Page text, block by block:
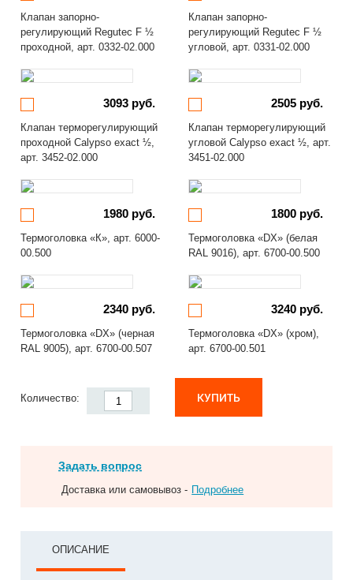
Клапан запорно-
регулирующий Regutec F ½
проходной, арт. 0332-02.000
Клапан запорно-
регулирующий Regutec F ½
угловой, арт. 0331-02.000
3093 руб.
Клапан терморегулирующий
проходной Calypso exact ½,
арт. 3452-02.000
2505 руб.
Клапан терморегулирующий
угловой Calypso exact ½, арт.
3451-02.000
1980 руб.
Термоголовка «К», арт. 6000-
00.500
1800 руб.
Термоголовка «DX» (белая
RAL 9016), арт. 6700-00.500
2340 руб.
Термоголовка «DX» (черная
RAL 9005), арт. 6700-00.507
3240 руб.
Термоголовка «DX» (хром),
арт. 6700-00.501
Количество: КУПИТЬ
Задать вопрос
Доставка или самовывоз - Подробнее
ОПИСАНИЕ